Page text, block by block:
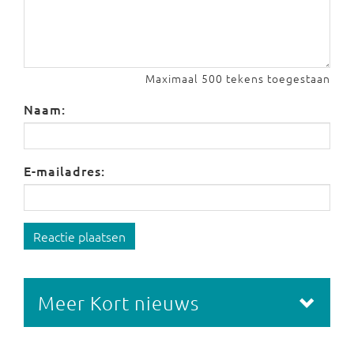
Maximaal 500 tekens toegestaan
Naam:
E-mailadres:
Reactie plaatsen
Meer Kort nieuws